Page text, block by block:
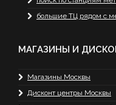
большие ТЦ рядом с
МАГАЗИНЫ И
Магазины Москвы
Дисконт центры Москвы